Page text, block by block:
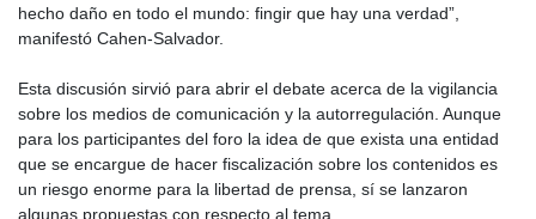
hecho daño en todo el mundo: fingir que hay una verdad”,
manifestó Cahen-Salvador.
Esta discusión sirvió para abrir el debate acerca de la vigilancia
sobre los medios de comunicación y la autorregulación. Aunque
para los participantes del foro la idea de que exista una entidad
que se encargue de hacer fiscalización sobre los contenidos es
un riesgo enorme para la libertad de prensa, sí se lanzaron
algunas propuestas con respecto al tema.